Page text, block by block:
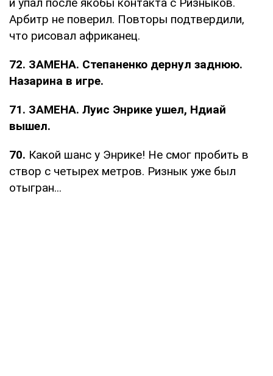
Арбитр не поверил. Повторы подтвердили,
что рисовал африканец.
72. ЗАМЕНА. Степаненко дернул заднюю.
Назарина в игре.
71. ЗАМЕНА. Луис Энрике ушел, Ндиай
вышел.
70. Какой шанс у Энрике! Не смог пробить в
створ с четырех метров. Ризнык уже был
отыгран...